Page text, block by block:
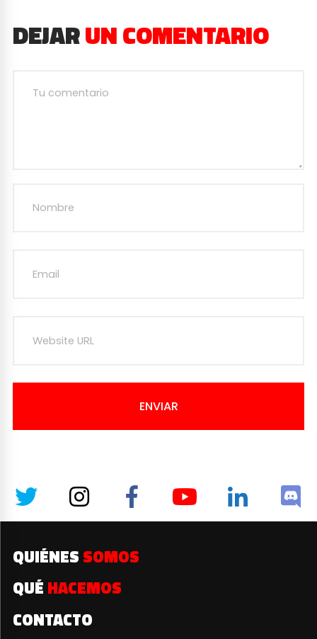
DEJARUN COMENTARIO
ENVIAR
QUIÉNES SOMOS
QUÉ HACEMOS
CONTACTO